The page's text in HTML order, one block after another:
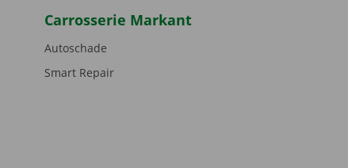
Carrosserie Markant
Autoschade
Smart Repair